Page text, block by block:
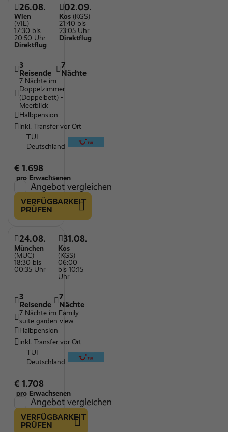
26.08.
Wien
(VIE)
17:30 bis
20:50 Uhr
Direktflug
02.09.
Kos (KGS)
21:40 bis
23:05 Uhr
Direktflug
3
Reisende
7
Nächte
7 Nächte im
Doppelzimmer
(Doppelbett) -
Meerblick
Halbpension
inkl. Transfer vor Ort
TUI
Deutschland
€ 1.698
pro Erwachsenen
Angebot vergleichen
VERFÜGBARKEIT
PRÜFEN
24.08.
München
(MUC)
18:30 bis
00:35 Uhr
31.08.
Kos
(KGS)
06:00
bis 10:15
Uhr
3
Reisende
7
Nächte
7 Nächte im Family
suite garden view
Halbpension
inkl. Transfer vor Ort
TUI
Deutschland
€ 1.708
pro Erwachsenen
Angebot vergleichen
VERFÜGBARKEIT
PRÜFEN